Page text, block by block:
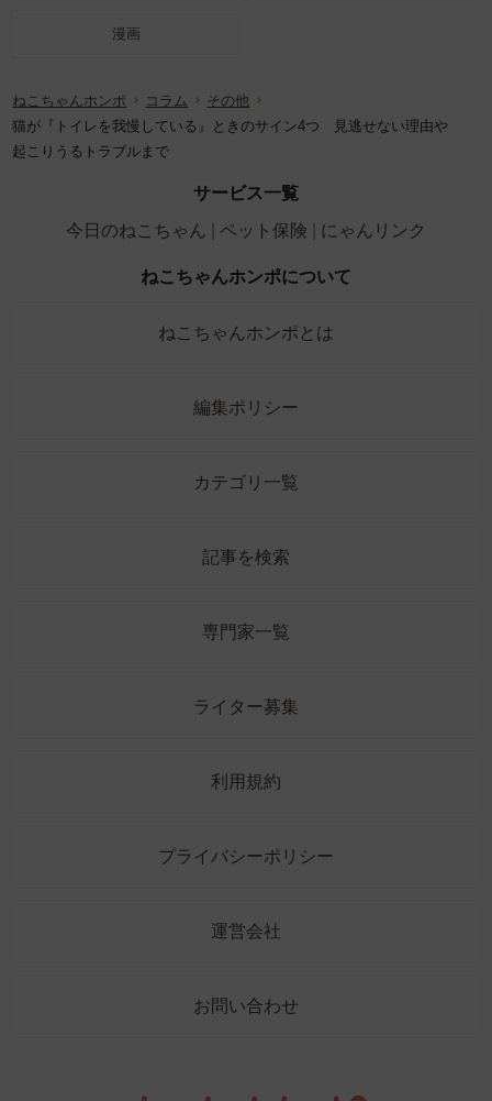
漫画
ねこちゃんホンポ コラム
その他
猫が『トイレを我慢している』ときのサイン4つ 見逃せない理由や
起こりうるトラブルまで
サービス一覧
今日のねこちゃん
ペット保険 にゃんリンク
ねこちゃんホンポについて
ねこちゃんホンポとは
編集ポリシー
カテゴリ一覧
記事を検索
専門家一覧
ライター募集
利用規約
プライバシーポリシー
運営会社
お問い合わせ